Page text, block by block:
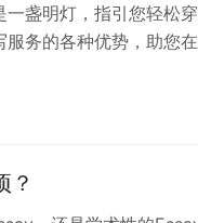
盏明灯，指引您轻松
务的各种优势，助您在
？